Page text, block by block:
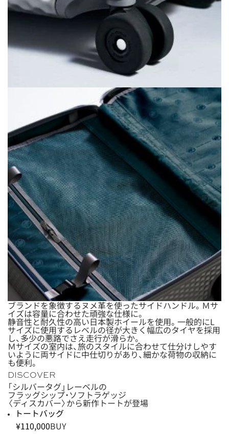
ブランドを象徴するヌメ革を使ったサイドハンドル。Ｍサ
イズは容量に合わせた頑強な仕様に。
静音性と耐久性の高い日本製ホイールを使用。一般的にL
サイズに使用するレベルの径が大きく幅広のタイヤを採用
し、多少の悪路でさえ走行が滑らか。
Ｍサイズの室内は、旅のスタイルに合わせて仕分けしやす
いように両サイドに中仕切りがあり、細かな荷物の収納に
も便利。
DISCOVER
「シルバータグ」レーベルの
フラッグシップ・ソフトラゲッジ
〈ディスカバー〉から新作トートが登場
トートバッグ
¥110,000BUY